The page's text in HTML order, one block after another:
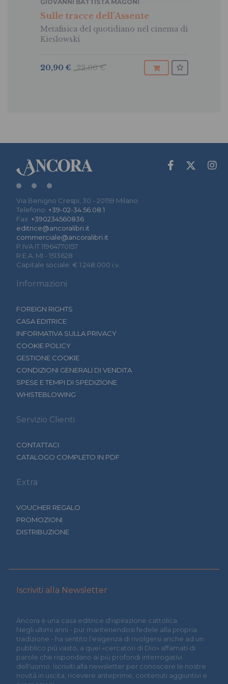
Sulle tracce dell’Assente
Metafisica del quotidiano nel cinema di
Kieślowski
GIOVANNI BATTISTA MAGONI
22,00 €
20,90 €
Via Benigno Crespi, 30 - 20159 Milano
Telefono: +39-02-34.56.08.1
Fax: +390234560836
editrice@ancoralibri.it
commerciale@ancoralibri.it
P.IVA IT 11964770157
R.E.A. MI - 1513628
Capitale sociale: € 1.248.000 i.v.
Informazioni
FOREIGN RIGHTS
CASA EDITRICE
INFORMATIVA SULLA PRIVACY
COOKIE POLICY
GESTIONE COOKIE
CONDIZIONI GENERALI DI VENDITA
SPESE E TEMPI DI SPEDIZIONE
WHISTEBLOWING
Servizio Clienti
CONTATTACI
CATALOGO COMPLETO IN PDF
Extra
VOUCHER REGALO
PROMOZIONI
DISTRIBUZIONE
Iscriviti alla Newsletter
Àncora è una casa editrice d'ispirazione cattolica.
Negli ultimi anni - pur mantenendosi fedele alla propria
tradizione - ha sentito l'esigenza di rivolgersi anche ad un
pubblico più vasto, a quei «cercatori di Dio» affamati di
parole che rispondano ai più profondi interrogativi
dell'uomo. Iscriviti alla newsletter per conoscere le nostre
novità in uscita, ricevere anteprime, contenuti aggiuntivi e